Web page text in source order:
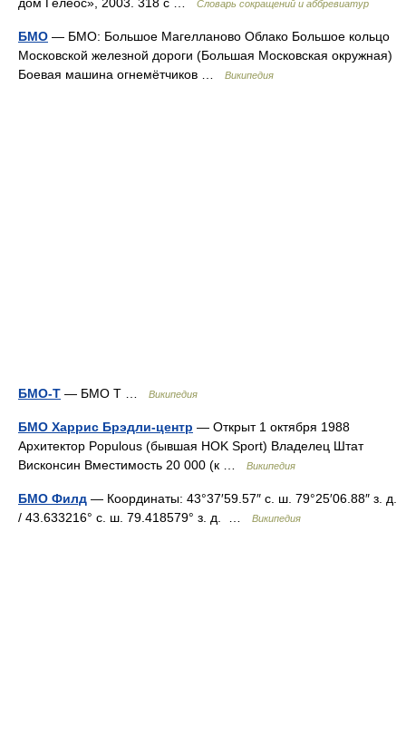
дом Гелеос», 2003. 318 с …
Словарь сокращений и аббревиатур
БМО — БМО: Большое Магелланово Облако Большое кольцо
Московской железной дороги (Большая Московская окружная)
Боевая машина огнемётчиков …
Википедия
БМО-Т — БМО Т … Википедия
БМО Харрис Брэдли-центр — Открыт 1 октября 1988
Архитектор Populous (бывшая HOK Sport) Владелец Штат
Висконсин Вместимость 20 000 (к …
Википедия
БМО Филд — Координаты: 43°37′59.57″ с. ш. 79°25′06.88″ з. д.
/ 43.633216° с. ш. 79.418579° з. д. …
Википедия